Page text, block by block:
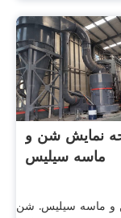
نمایش شن و
ماسه سیلیس
و ماسه سیلیس. شن